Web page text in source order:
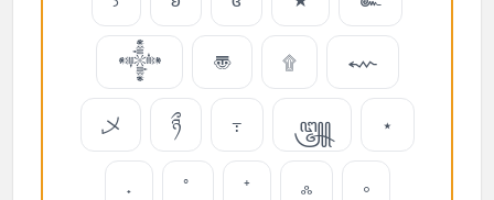
𒀱 〠 ۩ ⬳
乄 ཉྀ ߹ ꧃ ⋆
˖ ﾟ ⁺ ஃ ༚